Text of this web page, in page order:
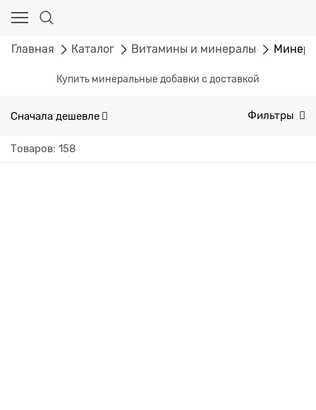
Главная Каталог Витамины и минералы
Купить минеральные добавки с доставкой
Сначала дешевле Фильтры
Товаров: 158